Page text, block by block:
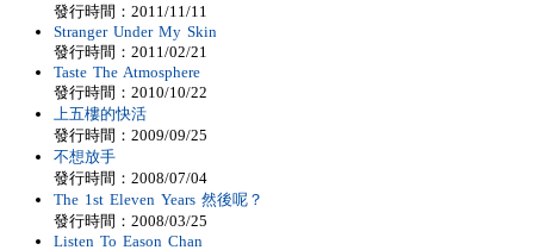
發行時間：2011/11/11
Stranger Under My Skin
發行時間：2011/02/21
Taste The Atmosphere
發行時間：2010/10/22
上五樓的快活
發行時間：2009/09/25
不想放手
發行時間：2008/07/04
The 1st Eleven Years 然後呢？
發行時間：2008/03/25
Listen To Eason Chan